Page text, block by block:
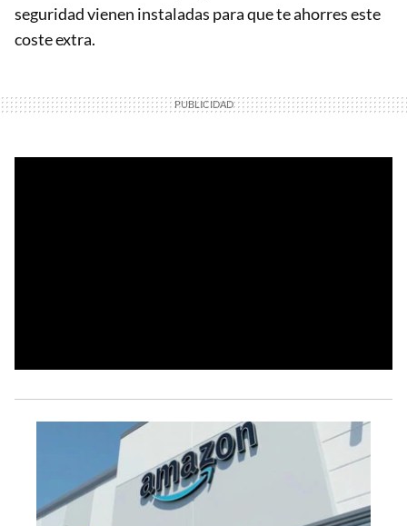
seguridad vienen instaladas para que te ahorres este
coste extra.